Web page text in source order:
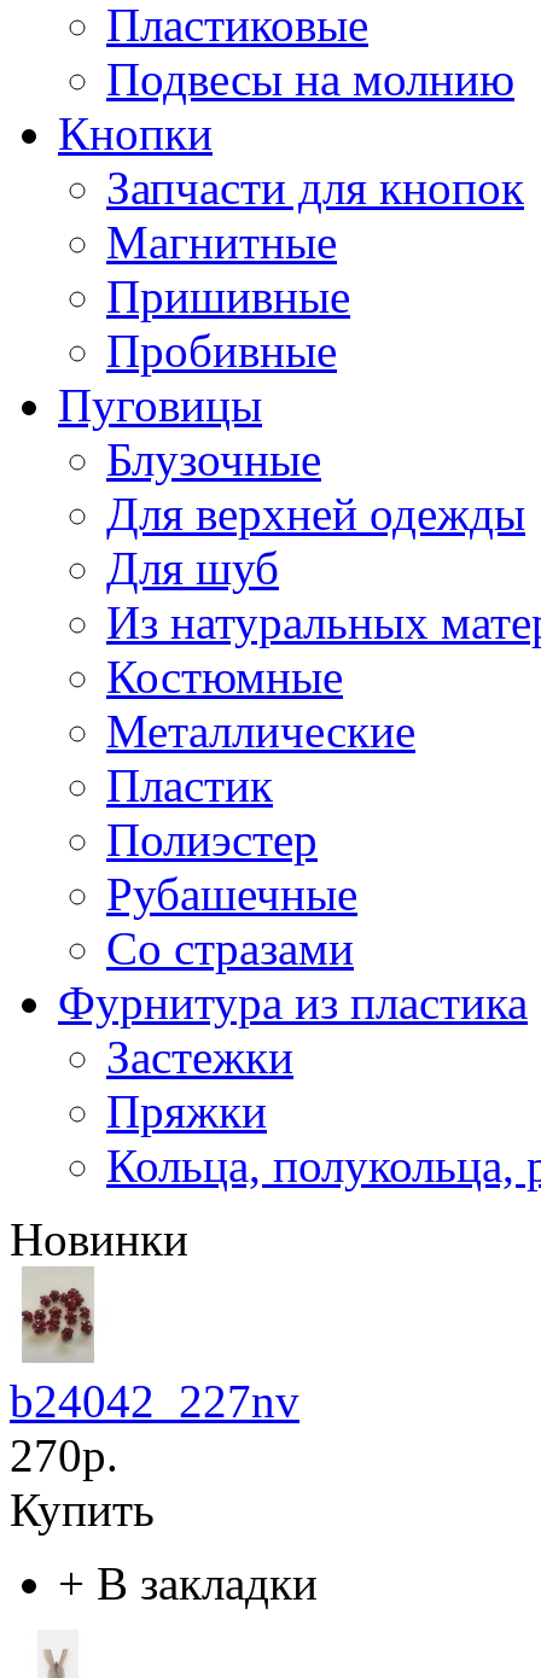
Пластиковые
Подвесы на молнию
Кнопки
Запчасти для кнопок
Магнитные
Пришивные
Пробивные
Пуговицы
Блузочные
Для верхней одежды
Для шуб
Из натуральных
Костюмные
Металлические
Пластик
Полиэстер
Рубашечные
Со стразами
Фурнитура из пластика
Застежки
Пряжки
Кольца, полукольца,
Новинки
b24042_227nv
270р.
Купить
+ В закладки